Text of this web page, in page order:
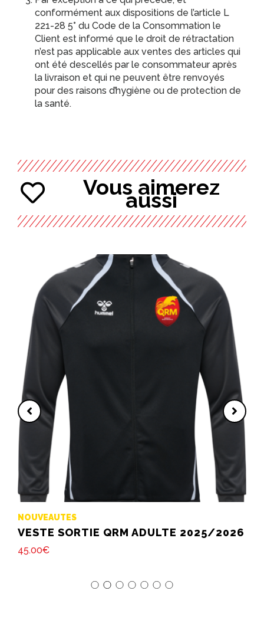
conformément aux dispositions de l’article L
221-28 5° du Code de la Consommation le
Client est informé que le droit de rétractation
n’est pas applicable aux ventes des articles qui
ont été descellés par le consommateur après
la livraison et qui ne peuvent être renvoyés
pour des raisons d’hygiène ou de protection de
la santé.
Vous aimerez
aussi
PROMOTIONS
VESTE SORTIE QRM ADULTE 2024/2025
40.00€